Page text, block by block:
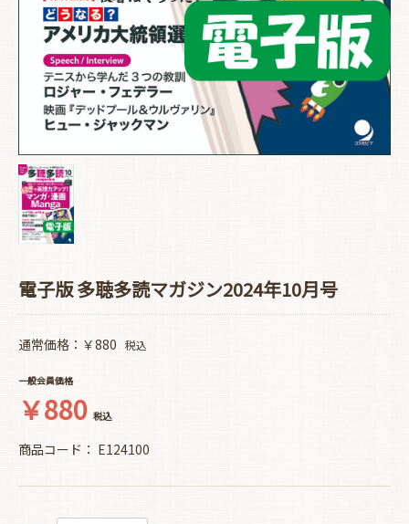
電子版 多聴多読マガジン2024年10月号
通常価格：￥880 税込
一般会員価格
￥880 税込
商品コード： E124100